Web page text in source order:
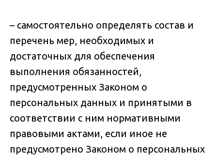
– самостоятельно определять состав и
перечень мер, необходимых и
достаточных для обеспечения
выполнения обязанностей,
предусмотренных Законом о
персональных данных и принятыми в
соответствии с ним нормативными
правовыми актами, если иное не
предусмотрено Законом о персональных